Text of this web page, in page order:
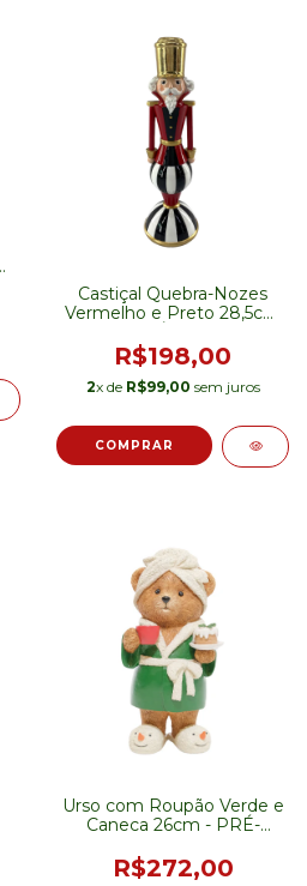
Castiçal Quebra-Nozes
Vermelho e Preto 28,5cm
R$198,00
2x de R$99,00 sem juros
Urso com Roupão Verde e
Caneca 26cm - PRÉ-
R$272,00